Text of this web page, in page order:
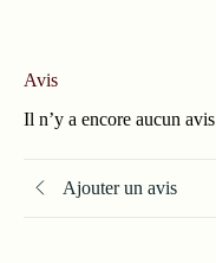
Avis
Il n’y a encore aucun avis
Ajouter un avis